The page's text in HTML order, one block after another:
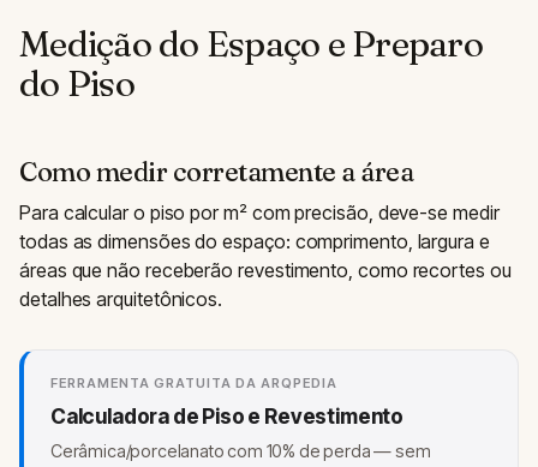
Medição do Espaço e Preparo
do Piso
Como medir corretamente a área
Para calcular o piso por m² com precisão, deve-se medir
todas as dimensões do espaço: comprimento, largura e
áreas que não receberão revestimento, como recortes ou
detalhes arquitetônicos.
FERRAMENTA GRATUITA DA ARQPEDIA
Calculadora de Piso e Revestimento
Cerâmica/porcelanato com 10% de perda — sem